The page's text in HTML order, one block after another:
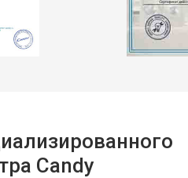
Candy